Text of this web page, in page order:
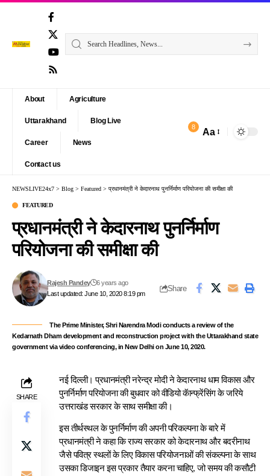
About Agriculture
Uttarakhand Blog Live
Career News
Contact us
8 Aa
NEWSLIVE24x7 > Blog > Featured > प्रधानमंत्री ने केदारनाथ पुनर्निर्माण परियोजना की समीक्षा की
FEATURED
प्रधानमंत्री ने केदारनाथ पुनर्निर्माण
परियोजना की समीक्षा की
Last updated: June 10, 2020 8:19 pm
Rajesh Pandey 6 years ago
Share
The Prime Minister, Shri Narendra Modi conducts a review of the
Kedarnath Dham development and reconstruction project with the Uttarakhand state
government via video conferencing, in New Delhi on June 10, 2020.
SHARE
नई दिल्ली। प्रधानमंत्री नरेन्‍द्र मोदी ने केदारनाथ धाम विकास और
पुनर्निर्माण परियोजना की बुधवार को वीडियो कॅान्‍फ्रेंसिंग के जरिये
उत्तराखंड सरकार के साथ समीक्षा की।
इस तीर्थस्‍थल के पुनर्निर्माण की अपनी परिकल्‍पना के बारे में
प्रधानमंत्री ने कहा कि राज्‍य सरकार को केदारनाथ और बदरीनाथ
जैसे पवित्र स्‍थलों के लिए विकास परियोजनाओं की संकल्‍पना के साथ
उसका डिजाइन इस प्रकार तैयार करना चाहिए, जो समय की कसौटी